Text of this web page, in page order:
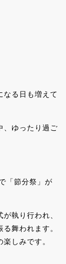
なる日も増えて
、ゆったり過ご
「節分祭」が
執り行われ、
舞われます。
しみです。